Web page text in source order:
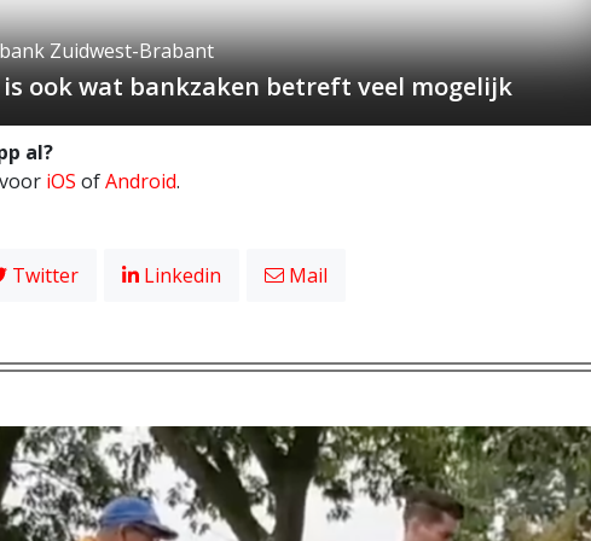
Zuidwest-Brabant
ook wat bankzaken betreft veel mogelijk
al?
iOS ofAndroid.
Twitter Linkedin Mail